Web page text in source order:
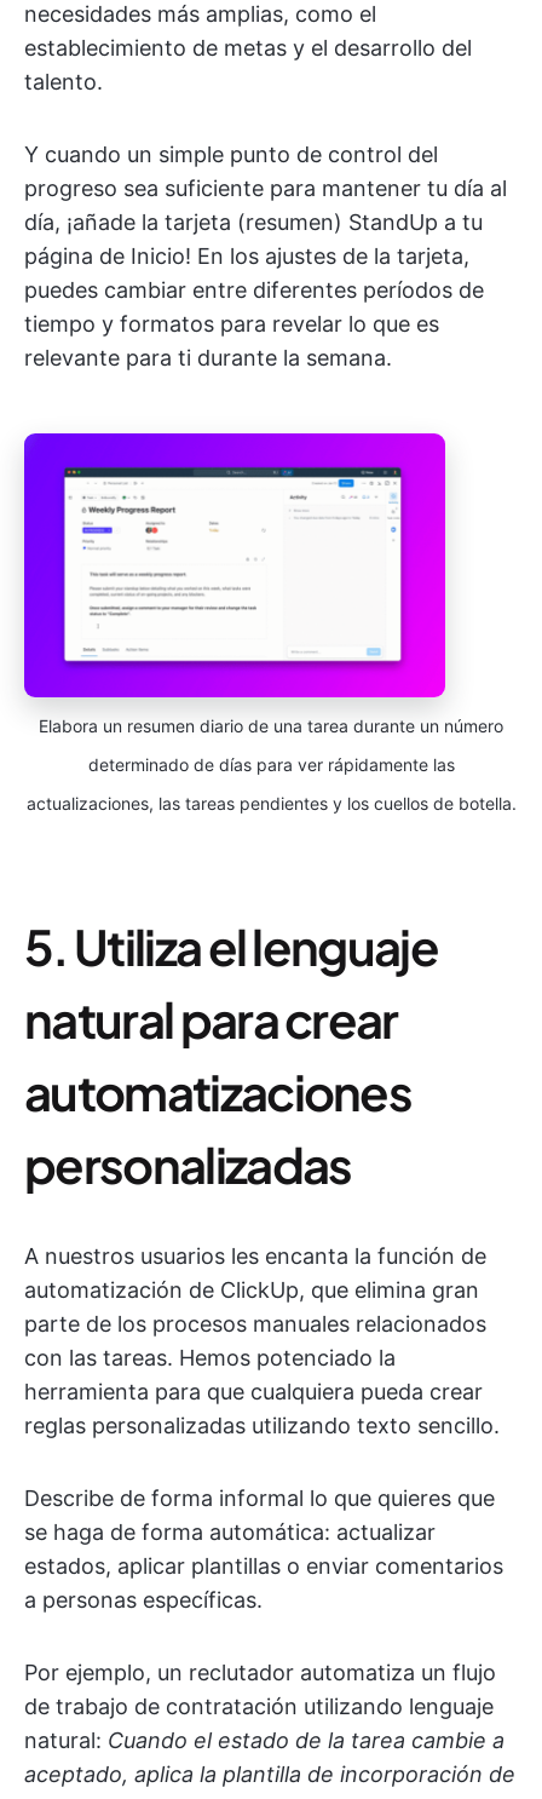
necesidades más amplias, como el
establecimiento de metas y el desarrollo del
talento.
Y cuando un simple punto de control del
progreso sea suficiente para mantener tu día al
día, ¡añade la tarjeta (resumen) StandUp a tu
página de Inicio! En los ajustes de la tarjeta,
puedes cambiar entre diferentes períodos de
tiempo y formatos para revelar lo que es
relevante para ti durante la semana.
Elabora un resumen diario de una tarea durante un número
determinado de días para ver rápidamente las
actualizaciones, las tareas pendientes y los cuellos de botella.
5. Utiliza el lenguaje
natural para crear
automatizaciones
personalizadas
A nuestros usuarios les encanta la función de
automatización de ClickUp, que elimina gran
parte de los procesos manuales relacionados
con las tareas. Hemos potenciado la
herramienta para que cualquiera pueda crear
reglas personalizadas utilizando texto sencillo.
Describe de forma informal lo que quieres que
se haga de forma automática: actualizar
estados, aplicar plantillas o enviar comentarios
a personas específicas.
Por ejemplo, un reclutador automatiza un flujo
de trabajo de contratación utilizando lenguaje
natural: Cuando el estado de la tarea cambie a
aceptado, aplica la plantilla de incorporación de